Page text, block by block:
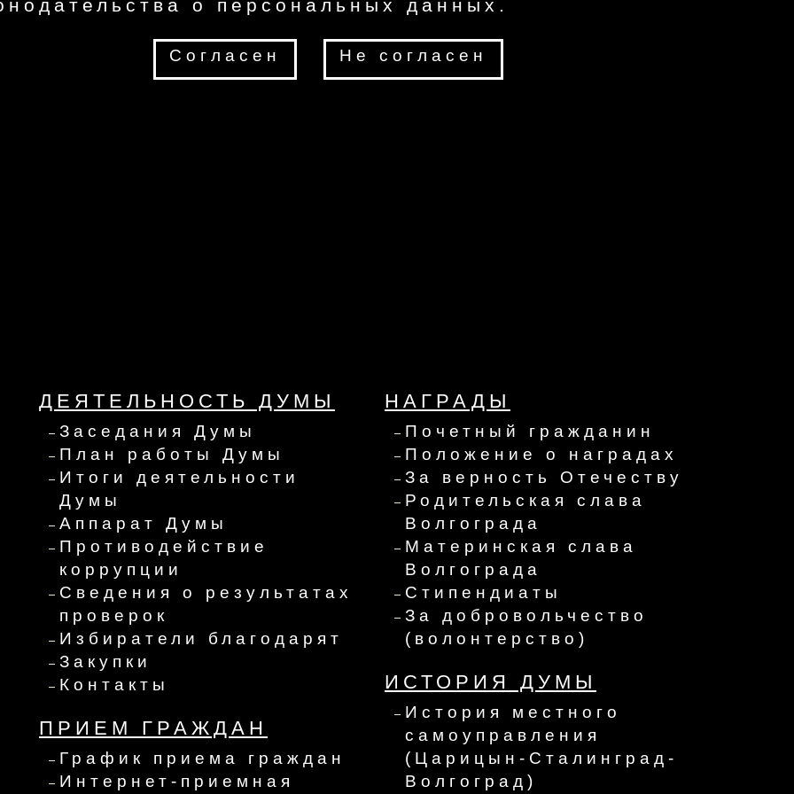
о персональных данных.
Согласен Не согласен
ДЕЯТЕЛЬНОСТЬ ДУМЫ
Заседания Думы
План работы Думы
Итоги деятельности
Думы
Аппарат Думы
Противодействие
коррупции
Сведения о результатах
проверок
Избиратели благодарят
Закупки
Контакты
ПРИЕМ ГРАЖДАН
График приема граждан
Интернет-приемная
НАГРАДЫ
Почетный гражданин
Положение о наградах
За верность Отечеству
Родительская слава
Волгограда
Материнская слава
Волгограда
Стипендиаты
За добровольчество
(волонтерство)
ИСТОРИЯ ДУМЫ
История местного
самоуправления
(Царицын-Сталинград-
Волгоград)